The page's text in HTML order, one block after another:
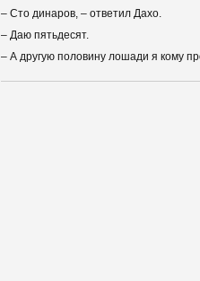
– Сто динаров, – ответил Дахо.
– Даю пятьдесят.
– А другую половину лошади я кому